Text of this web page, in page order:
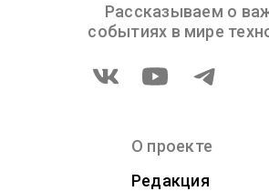
Рассказываем о
событиях в мире
О проекте
Редакция